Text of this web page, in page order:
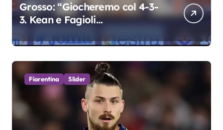
Grosso: “Giocheremo col 4-3-
3. Kean e Fagioli
colpo”
Fiorentina Slider